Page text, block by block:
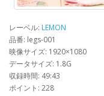
レーベル: LEMON
品番: legs-001
映像サイズ: 1920×1080
データサイズ: 1.8G
収録時間: 49:43
ポイント: 228